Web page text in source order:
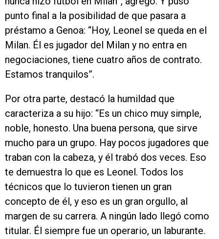
punto final a la posibilidad de que pasara a
préstamo a Genoa: “Hoy, Leonel se queda en el
Milan. Él es jugador del Milan y no entra en
negociaciones, tiene cuatro años de contrato.
Estamos tranquilos”.
Por otra parte, destacó la humildad que
caracteriza a su hijo: “Es un chico muy simple,
noble, honesto. Una buena persona, que sirve
mucho para un grupo. Hay pocos jugadores que
traban con la cabeza, y él trabó dos veces. Eso
te demuestra lo que es Leonel. Todos los
técnicos que lo tuvieron tienen un gran
concepto de él, y eso es un gran orgullo, al
margen de su carrera. A ningún lado llegó como
titular. Él siempre fue un operario, un laburante.